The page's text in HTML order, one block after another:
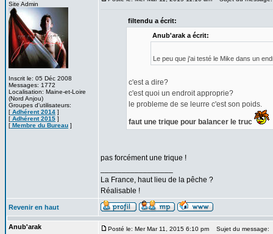
Site Admin
Inscrit le: 05 Déc 2008
Messages: 1772
Localisation: Maine-et-Loire
(Nord Anjou)
Groupes d'utilisateurs:
[ Adhérent 2014 ]
[ Adhérent 2015 ]
[ Membre du Bureau ]
filtendu a écrit:
Anub'arak a écrit:
Le peu que j'ai testé le Mike dans un
c'est a dire?
c'est quoi un endroit approprie?
le probleme de se leurre c'est son poids.
faut une trique pour balancer le truc
pas forcément une trique !
La France, haut lieu de la pêche ?
Réalisable !
Revenir en haut
Anub'arak Posté le: Mer Mar 11, 2015 6:10 pm Sujet du message: